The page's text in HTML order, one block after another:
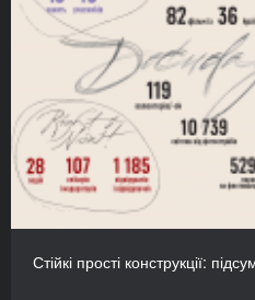
Стійкі прості конструкції: